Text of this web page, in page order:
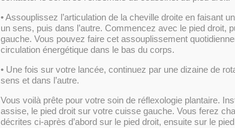
• Assouplissez l’articulation de la cheville droite en faisant
un sens, puis dans l’autre. Commencez avec le pied droit,
gauche. Vous pouvez faire cet assouplissement
circulation énergétique dans le bas du corps.
• Une fois sur votre lancée, continuez par une dizaine de
sens et dans l’autre.
Vous voilà prête pour votre soin de réflexologie plantaire.
assise, le pied droit sur votre cuisse gauche. Vous ferez
décrites ci-après d’abord sur le pied droit, ensuite sur le